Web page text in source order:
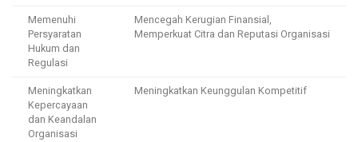
Memenuhi
Persyaratan
Hukum dan
Regulasi
Mencegah Kerugian Finansial,
Memperkuat Citra dan Reputasi Organisasi
Meningkatkan
Kepercayaan
dan Keandalan
Organisasi
Meningkatkan Keunggulan Kompetitif